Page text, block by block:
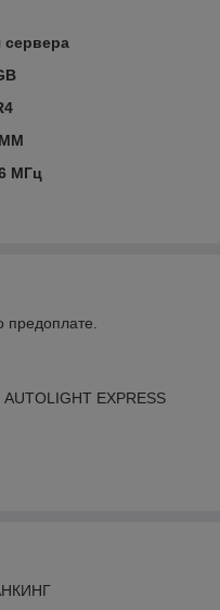
сервера
МГц
предоплате.
EXPRESS